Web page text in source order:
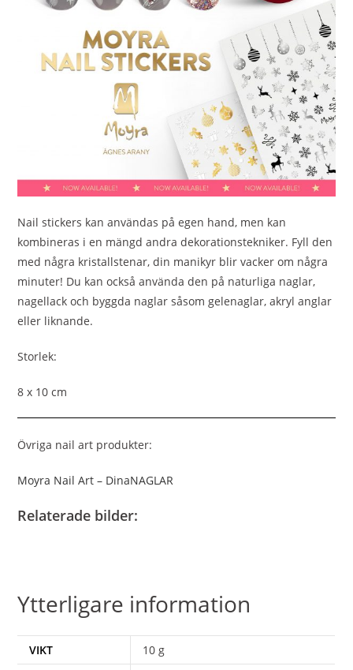
Nail stickers kan användas på egen hand, men kan
kombineras i en mängd andra dekorationstekniker. Fyll den
med några kristallstenar, din manikyr blir vacker om några
minuter! Du kan också använda den på naturliga naglar,
nagellack och byggda naglar såsom gelenaglar, akryl anglar
eller liknande.
Storlek:
8 x 10 cm
Övriga nail art produkter:
Moyra Nail Art – DinaNAGLAR
Relaterade bilder:
Ytterligare information
VIKT
10 g